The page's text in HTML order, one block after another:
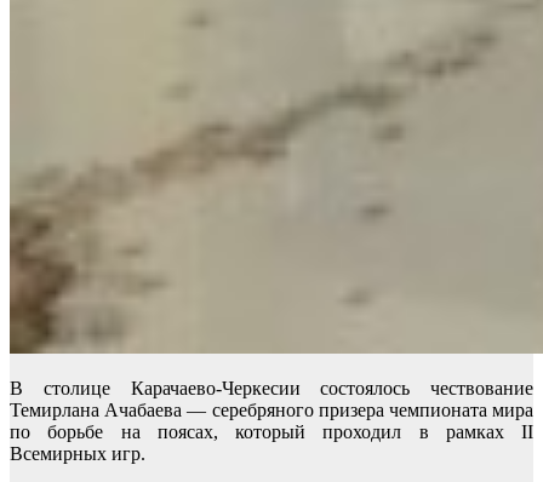
В столице Карачаево-Черкесии состоялось чествование
Темирлана Ачабаева — серебряного призера чемпионата мира
по борьбе на поясах, который проходил в рамках II
Всемирных игр.